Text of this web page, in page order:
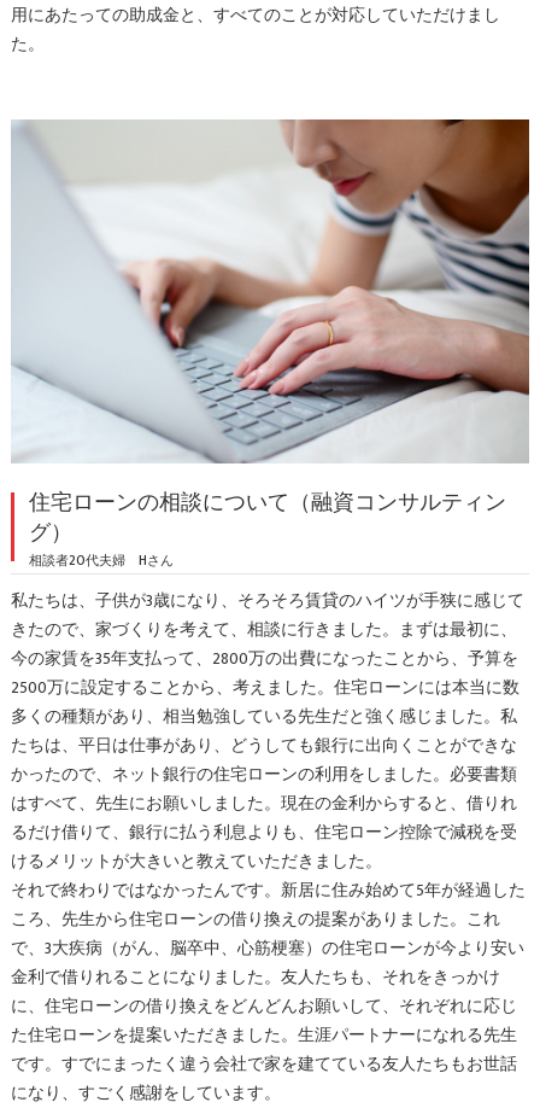
用にあたっての助成金と、すべてのことが対応していただけまし
た。
住宅ローンの相談について（融資コンサルティン
グ）
相談者20代夫婦 Hさん
私たちは、子供が3歳になり、そろそろ賃貸のハイツが手狭に感じて
きたので、家づくりを考えて、相談に行きました。まずは最初に、
今の家賃を35年支払って、2800万の出費になったことから、予算を
2500万に設定することから、考えました。住宅ローンには本当に数
多くの種類があり、相当勉強している先生だと強く感じました。私
たちは、平日は仕事があり、どうしても銀行に出向くことができな
かったので、ネット銀行の住宅ローンの利用をしました。必要書類
はすべて、先生にお願いしました。現在の金利からすると、借りれ
るだけ借りて、銀行に払う利息よりも、住宅ローン控除で減税を受
けるメリットが大きいと教えていただきました。
それで終わりではなかったんです。新居に住み始めて5年が経過した
ころ、先生から住宅ローンの借り換えの提案がありました。これ
で、3大疾病（がん、脳卒中、心筋梗塞）の住宅ローンが今より安い
金利で借りれることになりました。友人たちも、それをきっかけ
に、住宅ローンの借り換えをどんどんお願いして、それぞれに応じ
た住宅ローンを提案いただきました。生涯パートナーになれる先生
です。すでにまったく違う会社で家を建てている友人たちもお世話
になり、すごく感謝をしています。